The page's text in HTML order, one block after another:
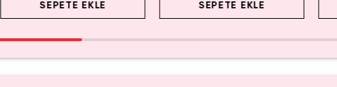
SEPETE EKLE SEPETE EKLE